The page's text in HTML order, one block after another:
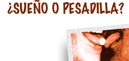
¿SUEÑO O PESADILLA?